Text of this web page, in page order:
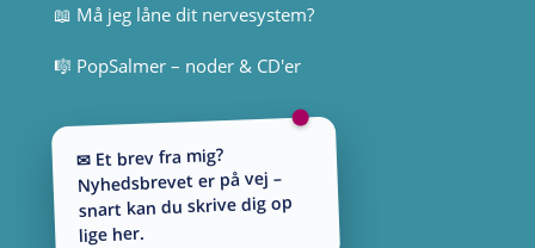
📖 Må jeg låne dit nervesystem?
🎼 PopSalmer – noder & CD'er
✉ Et brev fra mig?
Nyhedsbrevet er på vej –
snart kan du skrive dig op
lige her.